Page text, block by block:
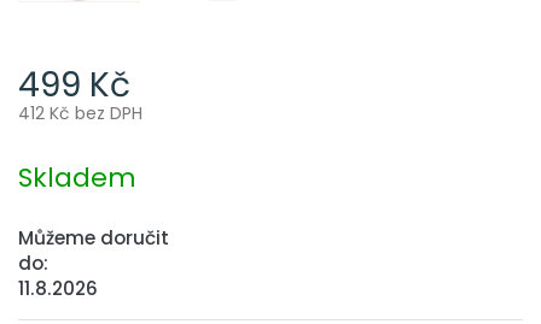
499 Kč
412 Kč bez DPH
cena:
Skladem
Můžeme doručit
do:
11.8.2026